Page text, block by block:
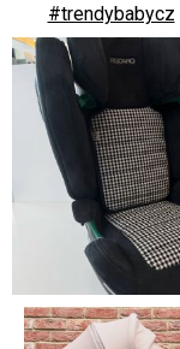
#trendybabycz